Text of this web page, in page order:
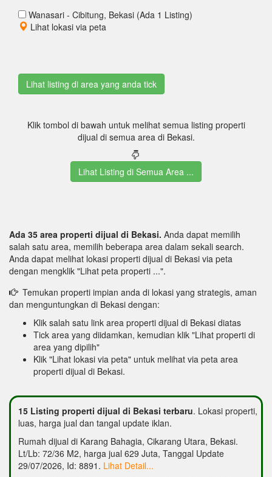
Wanasari - Cibitung, Bekasi (Ada 1 Listing)
Lihat lokasi via peta
Klik tombol di bawah untuk melihat semua listing properti
dijual di semua area di Bekasi.
Lihat Listing di Semua Area ...
Ada 35 area properti dijual di Bekasi. Anda dapat memilih
salah satu area, memilih beberapa area dalam sekali search.
Anda dapat melihat lokasi properti dijual di Bekasi via peta
dengan mengklik "Lihat peta properti ...".
Temukan properti impian anda di lokasi yang strategis, aman
dan menguntungkan di Bekasi dengan:
Klik salah satu link area properti dijual di Bekasi diatas
Tick area yang diidamkan, kemudian klik "Lihat properti di
area yang dipilih"
Klik "Lihat lokasi via peta" untuk melihat via peta area
properti dijual di Bekasi.
15 Listing properti dijual di Bekasi terbaru. Lokasi properti,
luas, harga jual dan tangal update iklan.
Rumah dijual di Karang Bahagia, Cikarang Utara, Bekasi.
Lt/Lb: 72/36 M2, harga jual 629 Juta, Tanggal Update
29/07/2026, Id: 8891. Lihat Detail...